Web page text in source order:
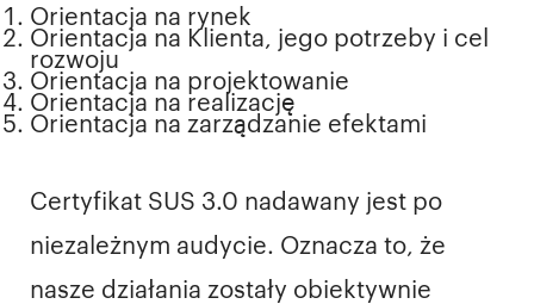
Orientacja na rynek
Orientacja na Klienta, jego potrzeby i cel
rozwoju
Orientacja na projektowanie
Orientacja na realizację
Orientacja na zarządzanie efektami
Certyfikat SUS 3.0 nadawany jest po
niezależnym audycie. Oznacza to, że
nasze działania zostały obiektywnie